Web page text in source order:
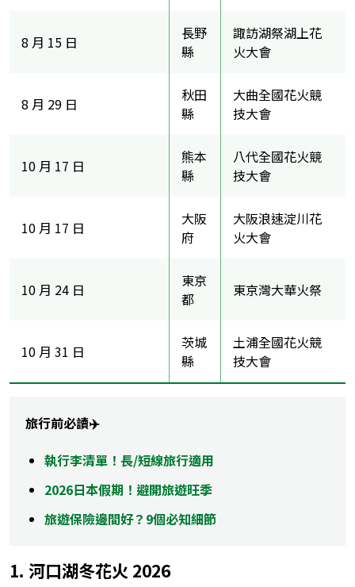
8 月 15 日
長野
縣
諏訪湖祭湖上花
火大會
8 月 29 日
秋田
縣
大曲全國花火競
技大會
10 月 17 日
熊本
縣
八代全國花火競
技大會
10 月 17 日
大阪
府
大阪浪速淀川花
火大會
10 月 24 日
東京
都
東京灣大華火祭
10 月 31 日
茨城
縣
土浦全國花火競
技大會
旅行前必讀✈️
執行李清單！長/短線旅行適用
2026日本假期！避開旅遊旺季
旅遊保險邊間好？9個必知細節
1. 河口湖冬花火 2026